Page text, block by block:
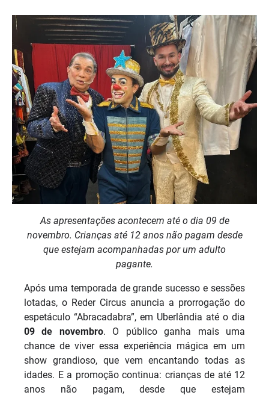
As apresentações acontecem até o dia 09 de
novembro. Crianças até 12 anos não pagam desde
que estejam acompanhadas por um adulto
pagante.
Após uma temporada de grande sucesso e sessões
lotadas, o Reder Circus anuncia a prorrogação do
espetáculo “Abracadabra”, em Uberlândia até o dia
09 de novembro. O público ganha mais uma
chance de viver essa experiência mágica em um
show grandioso, que vem encantando todas as
idades. E a promoção continua: crianças de até 12
anos não pagam, desde que estejam